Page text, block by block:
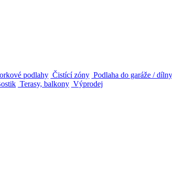
podlahy Čistící zóny Podlaha do garáže / dílny
Terasy, balkony Výprodej